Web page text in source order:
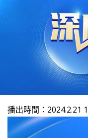
播出時間：2024.2.21